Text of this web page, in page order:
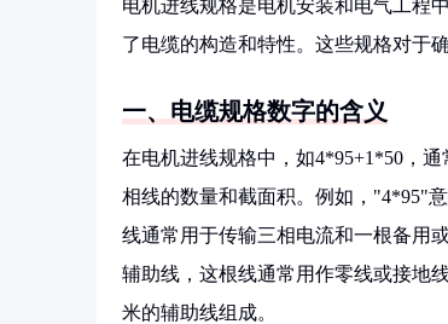
电机进线规格是电机安装和电气工程
了电缆的构造和特性。这些规格对于
一、电缆规格数字的含义
在电机进线规格中，如4*95+1*50，
相线的数量和截面积。例如，"4*95"
线通常用于传输三相电流和一根备用
辅助线，这根线通常用作零线或接地
米的辅助线组成。